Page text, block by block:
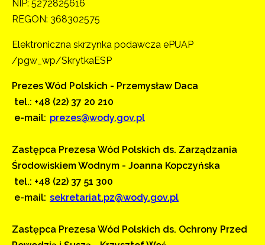
NIP: 5272825616
REGON: 368302575
Elektroniczna skrzynka podawcza ePUAP
/pgw_wp/SkrytkaESP
Prezes Wód Polskich - Przemysław Daca
tel.: +48 (22) 37 20 210
e-mail: prezes@wody.gov.pl
Zastępca Prezesa Wód Polskich ds. Zarządzania
Środowiskiem Wodnym - Joanna Kopczyńska
tel.: +48 (22) 37 51 300
e-mail: sekretariat.pz@wody.gov.pl
Zastępca Prezesa Wód Polskich ds. Ochrony Przed